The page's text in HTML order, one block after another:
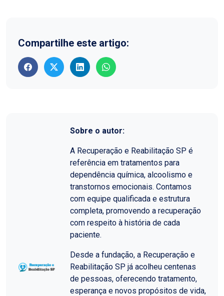
Compartilhe este artigo:
Sobre o autor:
A Recuperação e Reabilitação SP é
referência em tratamentos para
dependência química, alcoolismo e
transtornos emocionais. Contamos
com equipe qualificada e estrutura
completa, promovendo a recuperação
com respeito à história de cada
paciente.
Desde a fundação, a Recuperação e
Reabilitação SP já acolheu centenas
de pessoas, oferecendo tratamento,
esperança e novos propósitos de vida,